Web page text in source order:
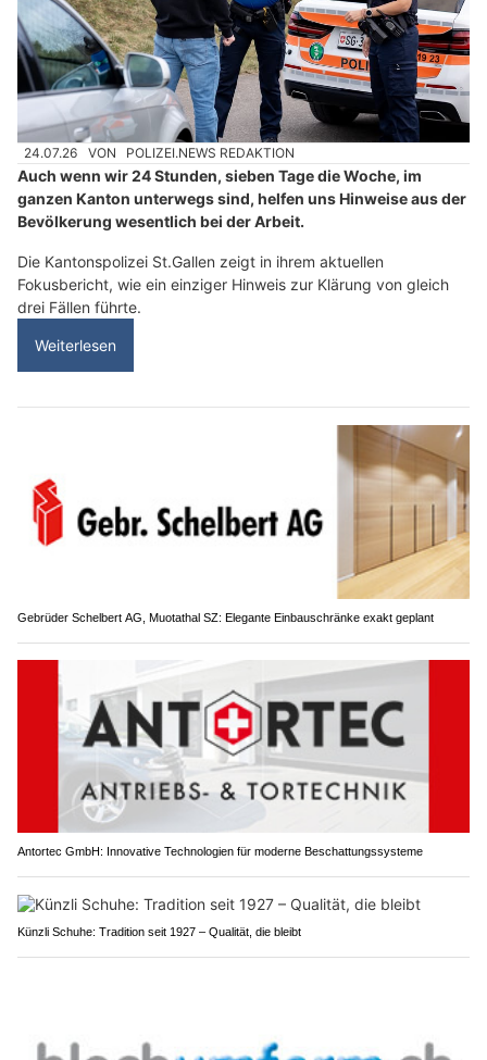
24.07.26 VON POLIZEI.NEWS REDAKTION
Auch wenn wir 24 Stunden, sieben Tage die Woche, im
ganzen Kanton unterwegs sind, helfen uns Hinweise aus der
Bevölkerung wesentlich bei der Arbeit.
Die Kantonspolizei St.Gallen zeigt in ihrem aktuellen
Fokusbericht, wie ein einziger Hinweis zur Klärung von gleich
drei Fällen führte.
Weiterlesen
Gebrüder Schelbert AG, Muotathal SZ: Elegante Einbauschränke exakt geplant
Antortec GmbH: Innovative Technologien für moderne Beschattungssysteme
Künzli Schuhe: Tradition seit 1927 – Qualität, die bleibt